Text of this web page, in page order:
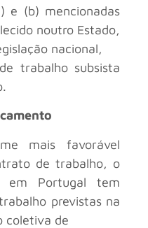
e (b) mencionadas
noutro Estado,
nacional,
trabalho subsista
mais favorável
de trabalho, o
em Portugal tem
previstas na
coletiva de